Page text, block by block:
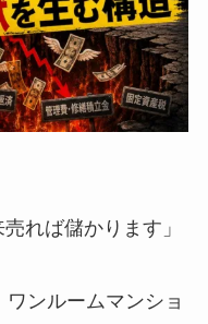
れば儲かります」
ンルームマンショ